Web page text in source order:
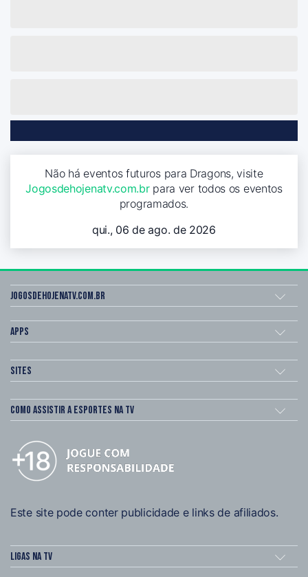
Não há eventos futuros para Dragons, visite
Jogosdehojenatv.com.brpara ver todos os eventos
programados.
qui., 06 de ago. de 2026
Jogosdehojenatv.com.br
Apps
Sites
Como assistir a esportes na TV
Este site pode conter publicidade e links de afiliados.
Ligas na TV